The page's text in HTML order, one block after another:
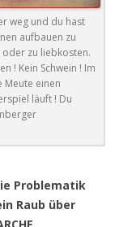
weg und du hast
aufbauen zu
oder zu liebkosten.
! Kein Schwein ! Im
Meute einen
läuft ! Du
Problematik
Raub über